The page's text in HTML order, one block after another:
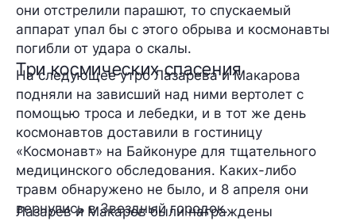
они отстрелили парашют, то спускаемый
аппарат упал бы с этого обрыва и космонавты
погибли от удара о скалы.
Три космических спасения
На следующее утро Лазарева и Макарова
подняли на зависший над ними вертолет с
помощью троса и лебедки, и в тот же день
космонавтов доставили в гостиницу
«Космонавт» на Байконуре для тщательного
медицинского обследования. Каких-либо
травм обнаружено не было, и 8 апреля они
вернулись в Звездный городок.
Лазарев и Макаров были награждены